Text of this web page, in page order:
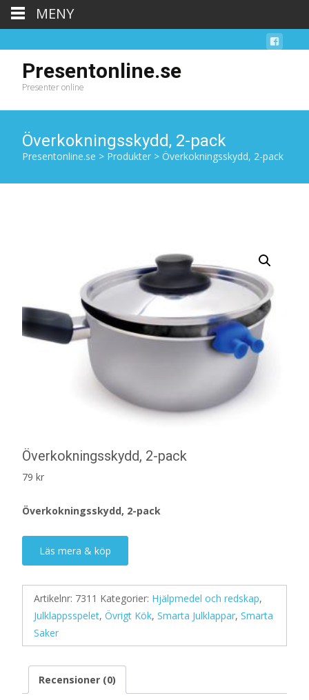
Presentonline.se
Presenter online
Överkokningsskydd, 2-pack
Presentonline.se > Produkter > Överkokningsskydd, 2-pack
Överkokningsskydd, 2-pack
79 kr
Överkokningsskydd, 2-pack
Läs mera & köp
Artikelnr: 7311 Kategorier: Hjälpmedel och redskap,
Julklappsspelet, Övrigt Kök, Smarta Julklappar, Smarta
Saker
Recensioner (0)
MENY